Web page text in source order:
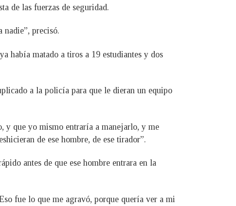
de las fuerzas de seguridad.
nadie”, precisó.
había matado a tiros a 19 estudiantes y dos
a la policía para que le dieran un equipo
y que yo mismo entraría a manejarlo, y me
de ese hombre, de ese tirador”.
antes de que ese hombre entrara en la
fue lo que me agravó, porque quería ver a mi